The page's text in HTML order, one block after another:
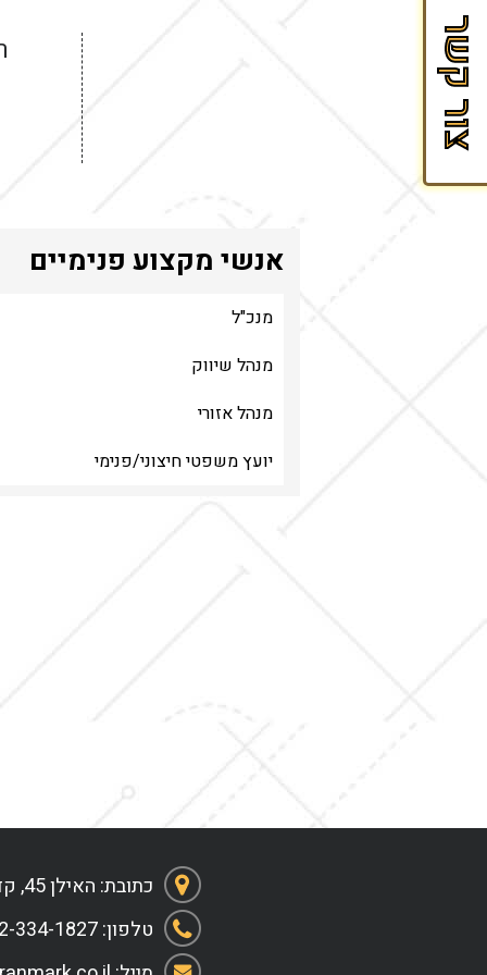
אנשי מקצוע פנימיים
מנכ"ל
מנהל שיווק
מנהל אזורי
יועץ משפטי חיצוני/פנימי
כתובת: האילן 45, קדימה צורן
טלפון: 072-334-1827
לזכיינות
של
Fran&Mark
צור קשר